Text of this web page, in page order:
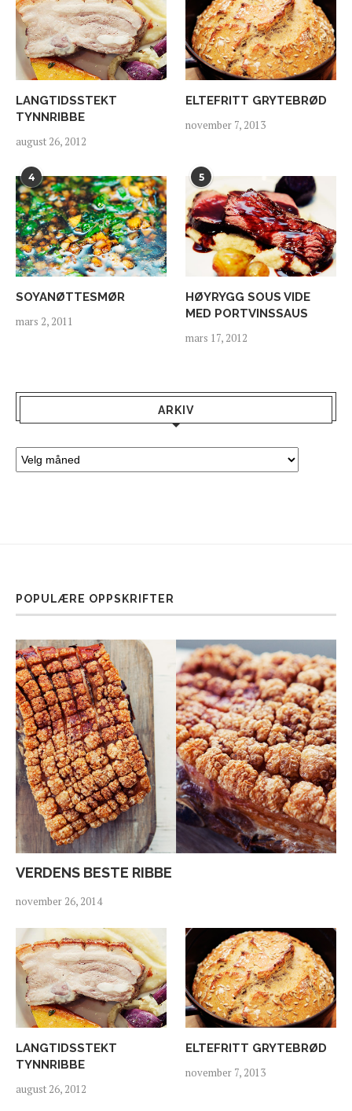
LANGTIDSSTEKT
TYNNRIBBE
august 26, 2012
ELTEFRITT GRYTEBRØD
november 7, 2013
4
SOYANØTTESMØR
mars 2, 2011
5
HØYRYGG SOUS VIDE
MED PORTVINSSAUS
mars 17, 2012
ARKIV
POPULÆRE OPPSKRIFTER
VERDENS BESTE RIBBE
november 26, 2014
LANGTIDSSTEKT
TYNNRIBBE
august 26, 2012
ELTEFRITT GRYTEBRØD
november 7, 2013